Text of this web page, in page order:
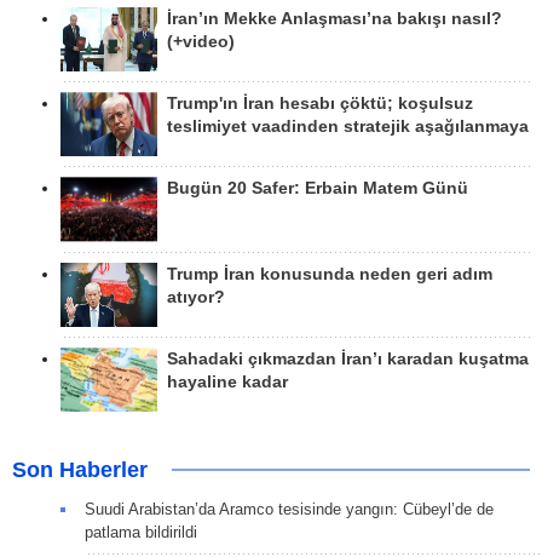
İran’ın Mekke Anlaşması’na bakışı nasıl?
(+video)
Trump'ın İran hesabı çöktü; koşulsuz
teslimiyet vaadinden stratejik aşağılanmaya
Bugün 20 Safer: Erbain Matem Günü
Trump İran konusunda neden geri adım
atıyor?
Sahadaki çıkmazdan İran’ı karadan kuşatma
hayaline kadar
Son Haberler
Suudi Arabistan’da Aramco tesisinde yangın: Cübeyl’de de
patlama bildirildi